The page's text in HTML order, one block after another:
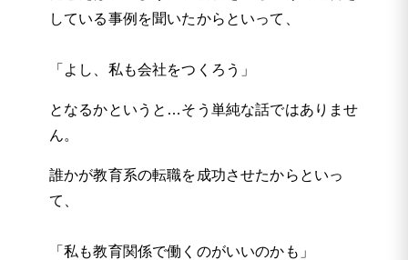
している事例を聞いたからといって、
「よし、私も会社をつくろう」
となるかというと…そう単純な話ではありませ
ん。
誰かが教育系の転職を成功させたからといっ
て、
「私も教育関係で働くのがいいのかも」